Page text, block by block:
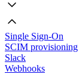
Single Sign-On
SCIM provisioning
Slack
Webhooks